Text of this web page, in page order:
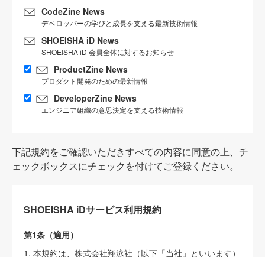
CodeZine News
デベロッパーの学びと成長を支える最新技術情報
SHOEISHA iD News
SHOEISHA iD 会員全体に対するお知らせ
ProductZine News
プロダクト開発のための最新情報
DeveloperZine News
エンジニア組織の意思決定を支える技術情報
下記規約をご確認いただきすべての内容に同意の上、チ
ェックボックスにチェックを付けてご登録ください。
SHOEISHA iDサービス利用規約
第1条（適用）
1. 本規約は、株式会社翔泳社（以下「当社」といいます）